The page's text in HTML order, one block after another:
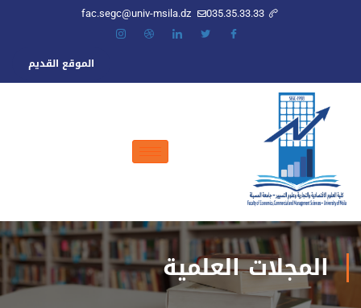
fac.segc@univ-